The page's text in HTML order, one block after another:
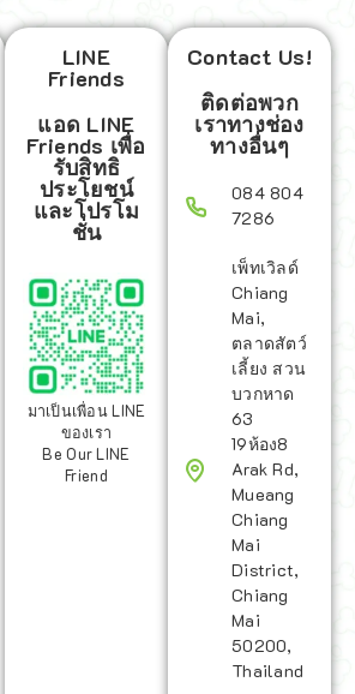
LINE
Friends
แอด LINE
Friends เพื่อ
รับสิทธิ
ประโยชน์
และโปรโม
ชั่น
มาเป็นเพื่อน LINE
ของเรา
Be Our LINE
Friend
Contact Us!
ติดต่อพวก
เราทางช่อง
ทางอื่นๆ
084 804
7286
เพ็ทเวิลด์
Chiang
Mai,
ตลาดสัตว์
เลี้ยง สวน
บวกหาด
63
19ห้อง8
Arak Rd,
Mueang
Chiang
Mai
District,
Chiang
Mai
50200,
Thailand